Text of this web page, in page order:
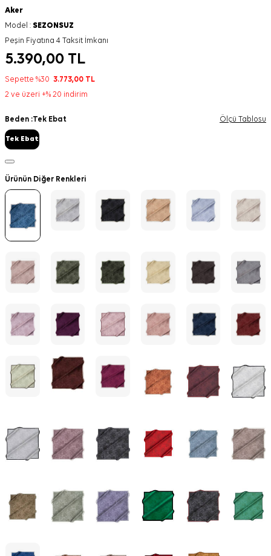
Aker
Model : SEZONSUZ
Peşin Fiyatına 4 Taksit İmkanı
5.390,00 TL
Sepette %30 3.773,00 TL
2 ve üzeri +% 20 indirim
Beden :Tek Ebat Ölçü Tablosu
Tek Ebat
Ürünün Diğer Renkleri